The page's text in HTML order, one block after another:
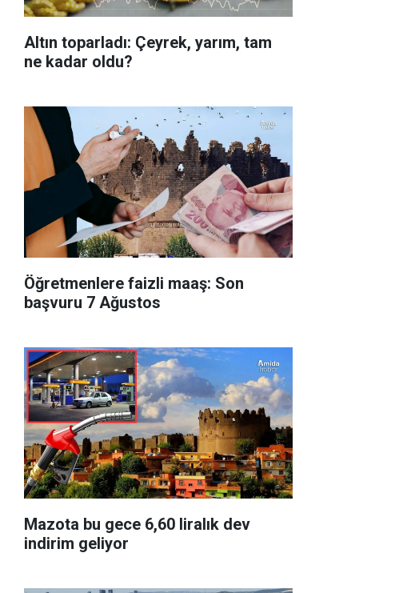
Altın toparladı: Çeyrek, yarım, tam
ne kadar oldu?
Öğretmenlere faizli maaş: Son
başvuru 7 Ağustos
Mazota bu gece 6,60 liralık dev
indirim geliyor